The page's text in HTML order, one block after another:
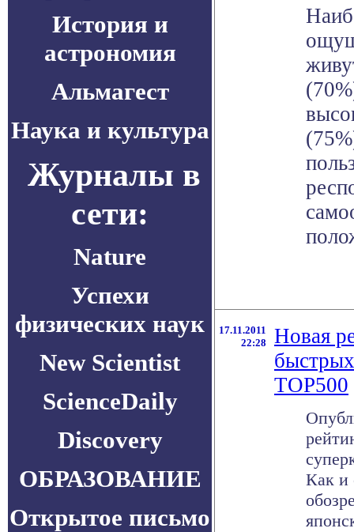
История и
астрономия
Альмагест
Наука и культура
Журналы в
сети:
Nature
Успехи
физических наук
New Scientist
ScienceDaily
Discovery
ОБРАЗОВАНИЕ
Открытое письмо
17.11.2011
22:28
Новая
TOP500
Как и